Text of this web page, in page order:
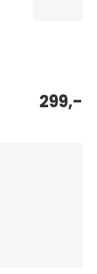
299,-